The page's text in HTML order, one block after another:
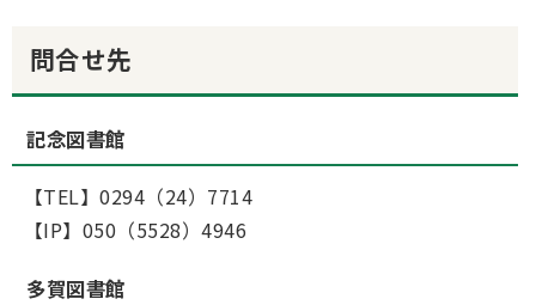
問合せ先
記念図書館
【TEL】0294（24）7714
【IP】050（5528）4946
多賀図書館